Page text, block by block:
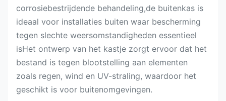
corrosiebestrijdende behandeling,de buitenkas is
ideaal voor installaties buiten waar bescherming
tegen slechte weersomstandigheden essentieel
isHet ontwerp van het kastje zorgt ervoor dat het
bestand is tegen blootstelling aan elementen
zoals regen, wind en UV-straling, waardoor het
geschikt is voor buitenomgevingen.